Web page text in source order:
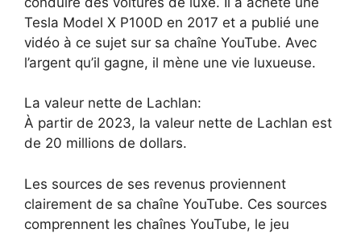
Tesla Model X P100D en 2017 et a publié une
vidéo à ce sujet sur sa chaîne YouTube. Avec
l’argent qu’il gagne, il mène une vie luxueuse.
La valeur nette de Lachlan:
À partir de 2023, la valeur nette de Lachlan est
de 20 millions de dollars.
Les sources de ses revenus proviennent
clairement de sa chaîne YouTube. Ces sources
comprennent les chaînes YouTube, le jeu